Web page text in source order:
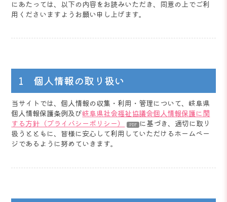
にあたっては、以下の内容をお読みいただき、同意の上でご利
用くださいますようお願い申し上げます。
1 個人情報の取り扱い
当サイトでは、個人情報の収集・利用・管理について、岐阜県
個人情報保護条例及び岐阜県社会福祉協議会個人情報保護に関
する方針（プライバシーポリシー）
に基づき、適切に取り
扱うとともに、皆様に安心して利用していただけるホームペー
ジであるように努めていきます。